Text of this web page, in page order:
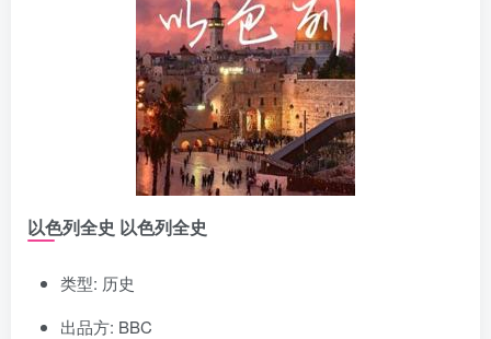
以色列全史 以色列全史
类型: 历史
出品方: BBC